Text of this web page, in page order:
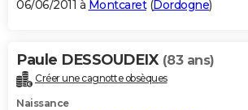
06/06/2011 à Montcaret(Dordogne)
Paule DESSOUDEIX (83 ans)
Créer une cagnotte obsèques
Naissance